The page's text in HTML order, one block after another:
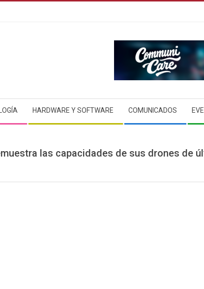
HARDWARE Y SOFTWARE COMUNICADOS
las capacidades de sus drones de